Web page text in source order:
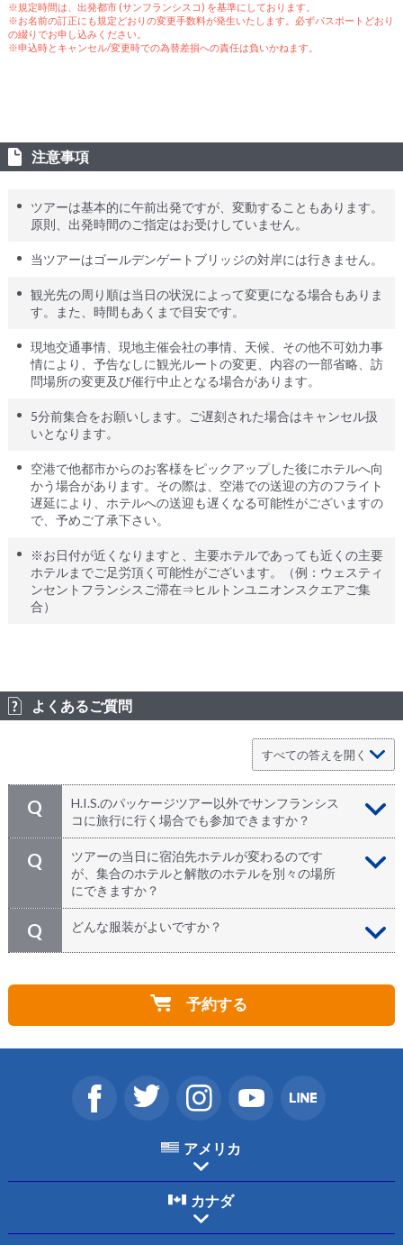
※規定時間は、出発都市 (サンフランシスコ) を基準にしております。
※お名前の訂正にも規定どおりの変更手数料が発生いたします。必ずパスポートどおり
の綴りでお申し込みください。
※申込時とキャンセル/変更時での為替差損への責任は負いかねます。
注意事項
ツアーは基本的に午前出発ですが、変動することもあります。
原則、出発時間のご指定はお受けしていません。
当ツアーはゴールデンゲートブリッジの対岸には行きません。
観光先の周り順は当日の状況によって変更になる場合もありま
す。また、時間もあくまで目安です。
現地交通事情、現地主催会社の事情、天候、その他不可効力事
情により、予告なしに観光ルートの変更、内容の一部省略、訪
問場所の変更及び催行中止となる場合があります。
5分前集合をお願いします。ご遅刻された場合はキャンセル扱
いとなります。
空港で他都市からのお客様をピックアップした後にホテルへ向
かう場合があります。その際は、空港での送迎の方のフライト
遅延により、ホテルへの送迎も遅くなる可能性がございますの
で、予めご了承下さい。
※お日付が近くなりますと、主要ホテルであっても近くの主要
ホテルまでご足労頂く可能性がございます。（例：ウェスティ
ンセントフランシスご滞在⇒ヒルトンユニオンスクエアご集
合）
よくあるご質問
Q
H.I.S.のパッケージツアー以外でサンフランシス
コに旅行に行く場合でも参加できますか？
A
もちろんです！日本から弊社及び他社のパッケージツア
ーでお越しの方、個人旅行の方、団体旅行の方、サンフ
ランシスコやアメリカ国内にお住まいの方、その他の国
からお越しの方、どなた様でも歓迎しております！
Q
ツアーの当日に宿泊先ホテルが変わるのです
が、集合のホテルと解散のホテルを別々の場所
にできますか？
A
ツアーにはスーツケースなどのお荷物はお持込み不可と
なりますので、集合と解散は同じホテルとさせて頂きま
ー後に各自でご移動下さい。
Q どんな服装がよいですか？
出ると寒くなりますので、上着を持参してください。
予約する
アメリカ
カナダ